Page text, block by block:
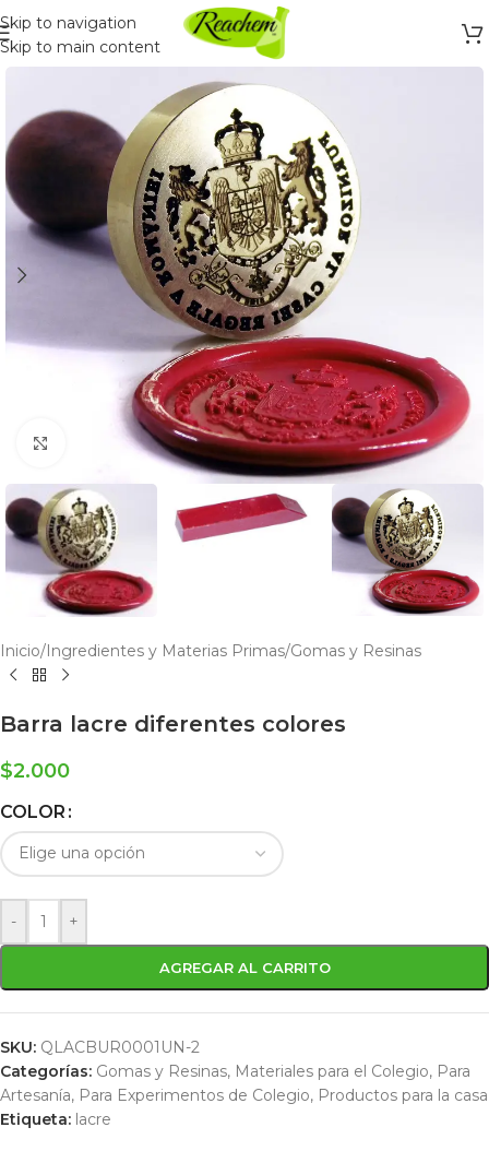
Skip to navigation
Skip to main content
Click to enlarge
Inicio/Ingredientes y Materias Primas/Gomas y Resinas
Barra lacre diferentes colores
$2.000
COLOR
- +
AGREGAR AL CARRITO
SKU: QLACBUR0001UN-2
Categorías: Gomas y Resinas, Materiales para el Colegio, Para
Artesanía, Para Experimentos de Colegio, Productos para la casa
Etiqueta: lacre